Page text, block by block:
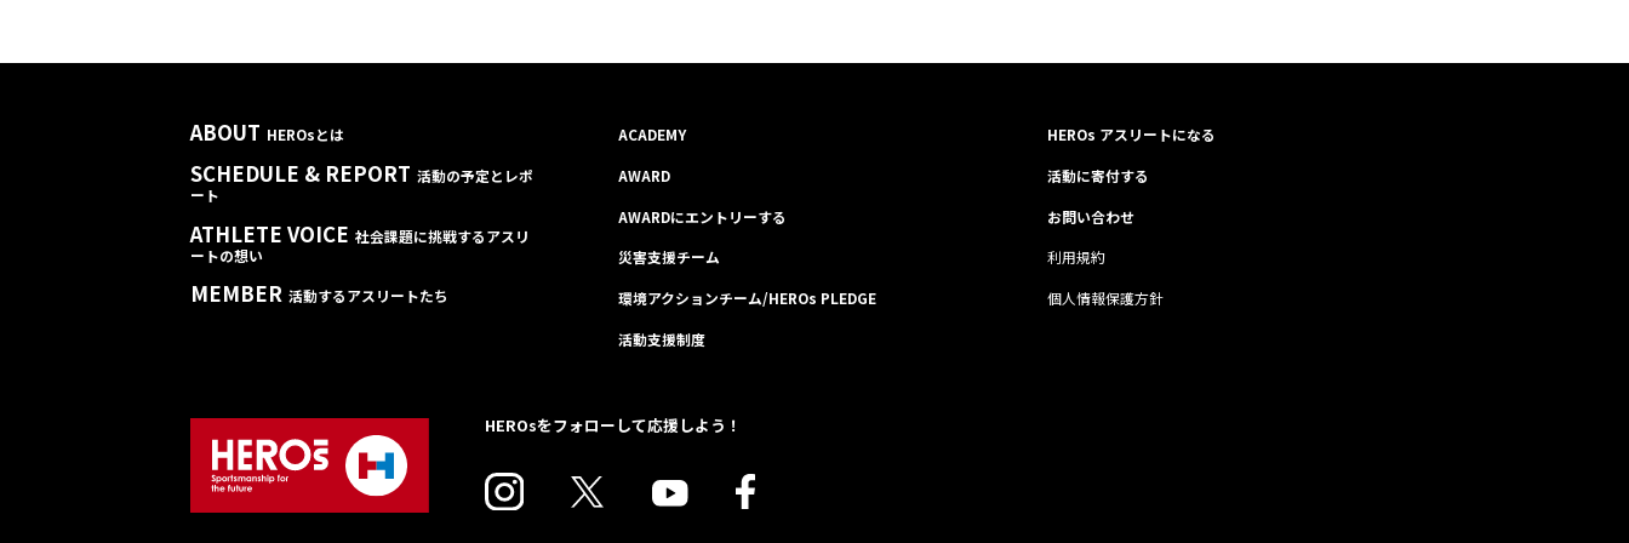
ABOUT HEROsとは
SCHEDULE & REPORT 活動の予定とレポ
ート
ATHLETE VOICE 社会課題に挑戦するアスリ
ートの想い
MEMBER 活動するアスリートたち
ACADEMY
AWARD
AWARDにエントリーする
災害支援チーム
環境アクションチーム/HEROs PLEDGE
活動支援制度
HEROs アスリートになる
活動に寄付する
お問い合わせ
利用規約
個人情報保護方針
HEROsをフォローして応援しよう！